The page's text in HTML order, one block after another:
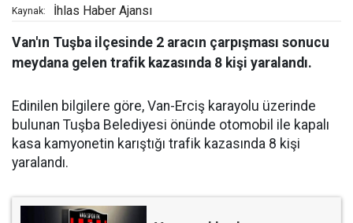
Kaynak: İhlas Haber Ajansı
Van'ın Tuşba ilçesinde 2 aracın çarpışması sonucu
meydana gelen trafik kazasında 8 kişi yaralandı.
Edinilen bilgilere göre, Van-Erciş karayolu üzerinde
bulunan Tuşba Belediyesi önünde otomobil ile kapalı
kasa kamyonetin karıştığı trafik kazasında 8 kişi
yaralandı.